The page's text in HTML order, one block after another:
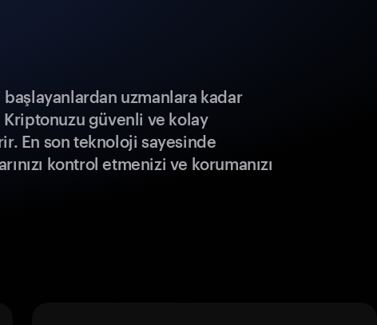
uzmanlara kadar
güvenli ve kolay
En son teknoloji sayesinde
kontrol etmenizi ve korumanızı